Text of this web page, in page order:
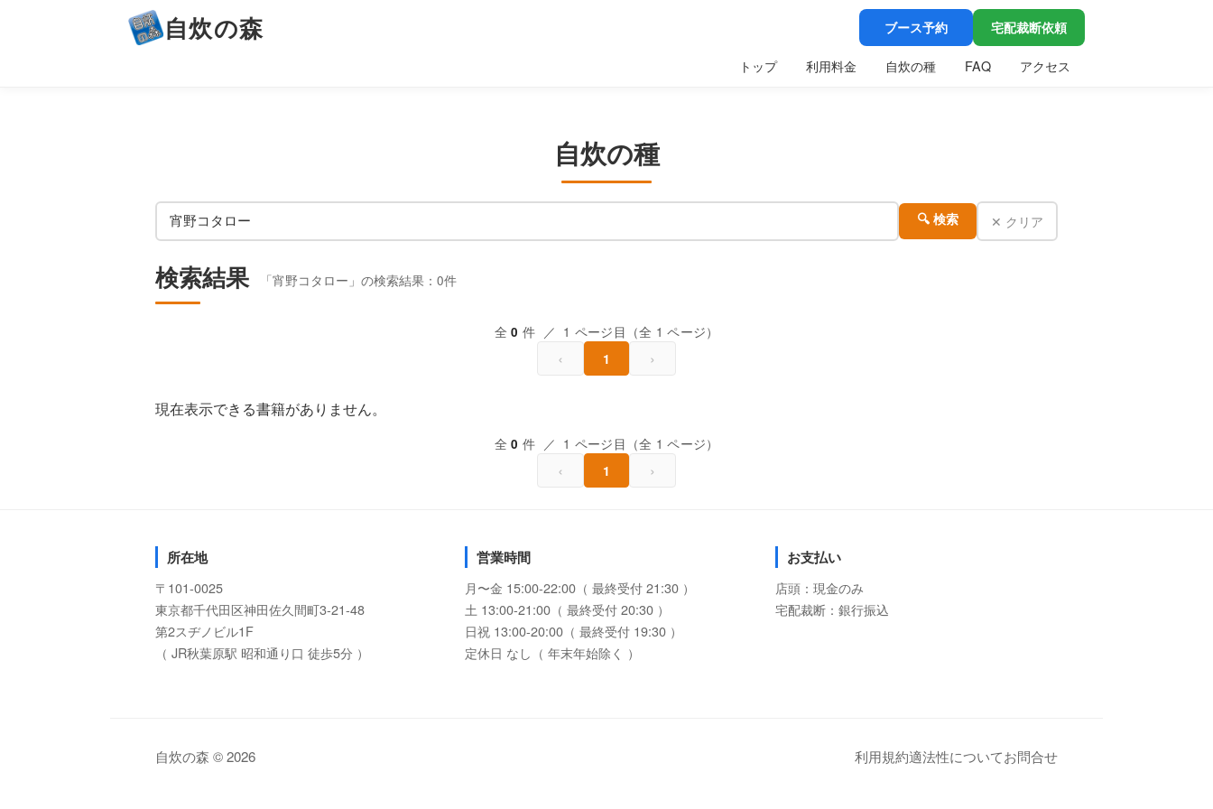
自炊の森 ブース予約 宅配裁断依頼
トップ 利用料金 自炊の種 FAQ アクセス
自炊の種
🔍 検索 ✕ クリア
検索結果 「宵野コタロー」の検索結果：0件
全0 件 ／ 1 ページ目（全 1 ページ）
‹ 1 ›
現在表示できる書籍がありません。
全0 件 ／ 1 ページ目（全 1 ページ）
‹ 1 ›
所在地
〒101-0025
東京都千代田区神田佐久間町3-21-48
第2スヂノビル1F
（ JR秋葉原駅 昭和通り口 徒歩5分 ）
営業時間
月〜金 15:00-22:00（ 最終受付 21:30 ）
土 13:00-21:00（ 最終受付 20:30 ）
日祝 13:00-20:00（ 最終受付 19:30 ）
定休日 なし（ 年末年始除く ）
お支払い
店頭：現金のみ
宅配裁断：銀行振込
自炊の森 © 2026 利用規約適法性についてお問合せ